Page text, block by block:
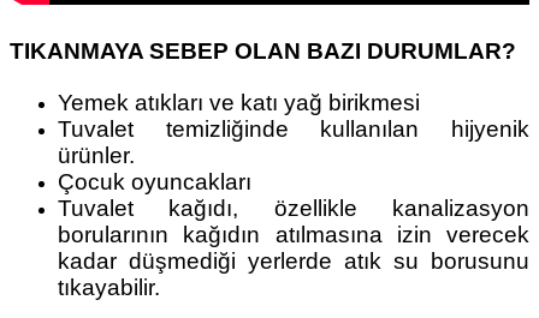
TIKANMAYA SEBEP OLAN BAZI DURUMLAR?
Yemek atıkları ve katı yağ birikmesi
Tuvalet temizliğinde kullanılan hijyenik
ürünler.
Çocuk oyuncakları
Tuvalet kağıdı, özellikle kanalizasyon
borularının kağıdın atılmasına izin verecek
kadar düşmediği yerlerde atık su borusunu
tıkayabilir.